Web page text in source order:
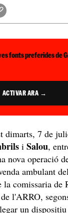
fonts preferides de
ACTIVAR ARA →
dimarts, 7 de
i Salou,
nova operació
ambulant
la comissaria de
l'ARRO,
un